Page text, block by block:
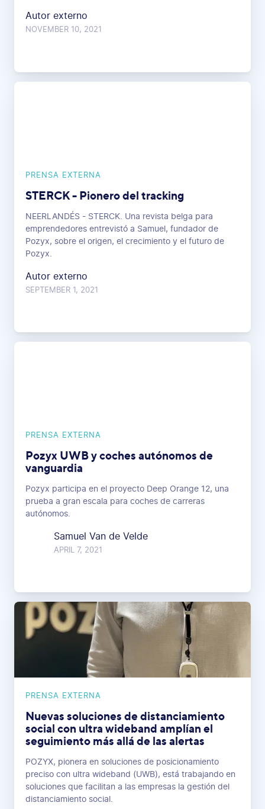
Autor externo
NOVEMBER 10, 2021
PRENSA EXTERNA
STERCK - Pionero del tracking
NEERLANDÉS - STERCK. Una revista belga para
emprendedores entrevistó a Samuel, fundador de
Pozyx, sobre el origen, el crecimiento y el futuro de
Pozyx.
Autor externo
SEPTEMBER 1, 2021
PRENSA EXTERNA
Pozyx UWB y coches autónomos de
vanguardia
Pozyx participa en el proyecto Deep Orange 12, una
prueba a gran escala para coches de carreras
autónomos.
Samuel Van de Velde
APRIL 7, 2021
PRENSA EXTERNA
Nuevas soluciones de distanciamiento
social con ultra wideband amplían el
seguimiento más allá de las alertas
POZYX, pionera en soluciones de posicionamiento
preciso con ultra wideband (UWB), está trabajando en
soluciones que facilitan a las empresas la gestión del
distanciamiento social.